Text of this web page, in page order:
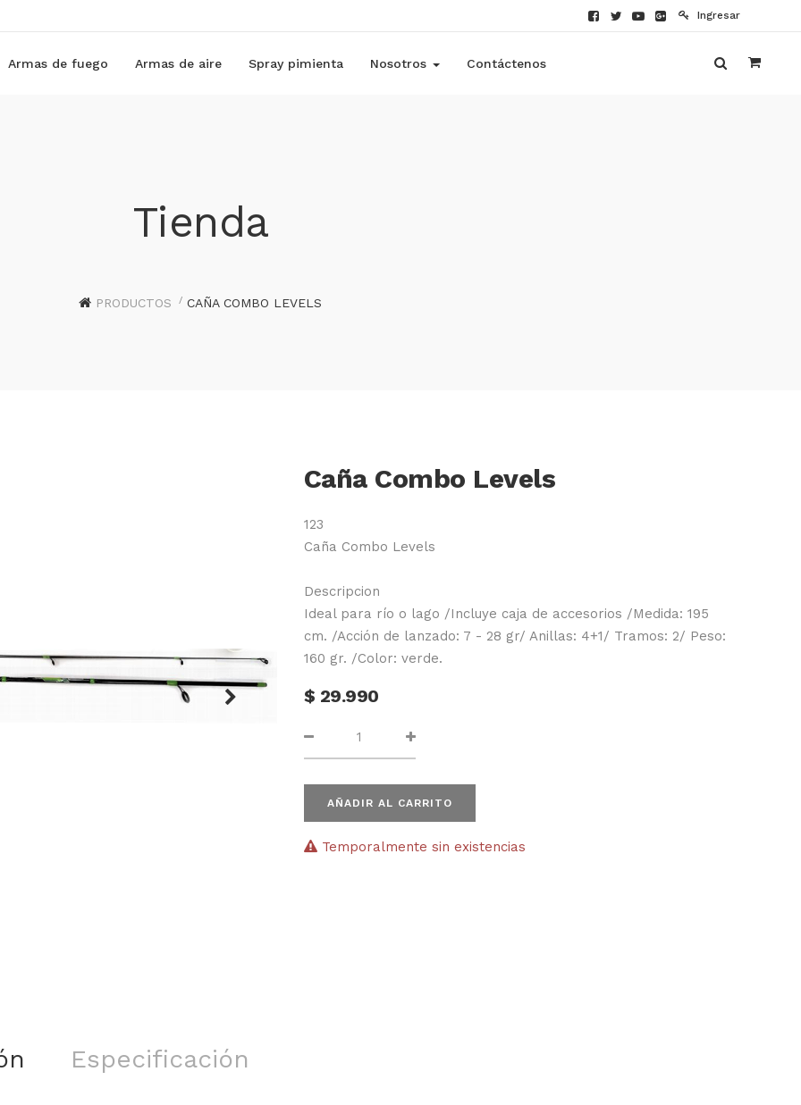
Ingresar
Armas de fuego Armas de aire Spray pimienta Nosotros Contáctenos
Tienda
PRODUCTOS CAÑA COMBO LEVELS
Next
Caña Combo Levels
123
Caña Combo Levels
Descripcion
Ideal para río o lago /Incluye caja de accesorios /Medida: 195
cm. /Acción de lanzado: 7 - 28 gr/ Anillas: 4+1/ Tramos: 2/ Peso:
160 gr. /Color: verde.
$ 29.990
AÑADIR AL CARRITO
Temporalmente sin existencias
Especificación